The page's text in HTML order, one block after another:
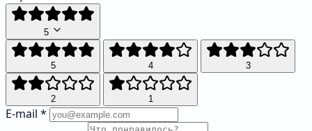
5
5 4 3
2 1
E-mail *